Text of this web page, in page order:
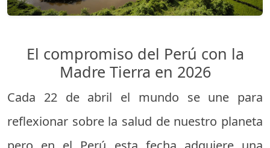
El compromiso del Perú con la
Madre Tierra en 2026
Cada 22 de abril el mundo se une para
reflexionar sobre la salud de nuestro planeta